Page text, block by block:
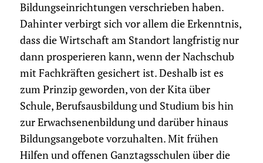
Bildungseinrichtungen verschrieben haben.
Dahinter verbirgt sich vor allem die Erkenntnis,
dass die Wirtschaft am Standort langfristig nur
dann prosperieren kann, wenn der Nachschub
mit Fachkräften gesichert ist. Deshalb ist es
zum Prinzip geworden, von der Kita über
Schule, Berufsausbildung und Studium bis hin
zur Erwachsenenbildung und darüber hinaus
Bildungsangebote vorzuhalten. Mit frühen
Hilfen und offenen Ganztagsschulen über die